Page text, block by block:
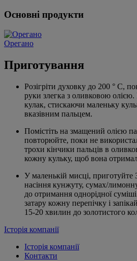
Основні продукти
Орегано
Приготування
Розігріти духовку до 200 ° С,
руки злегка з оливковою олією.
кулак, стискаючи маленьку
вказівним пальцем.
Помістіть на змащений олією
повторюйте, поки не
трохи кінчики пальців в
кожну кульку, щоб вона
У маленькій мисці, приготуйте
насіння кунжуту, сумах/
до отримання однорідної
затару кожну перепічку і
15-20 хвилин до золотистого
Історія компанії
Історія компанії
Контакти